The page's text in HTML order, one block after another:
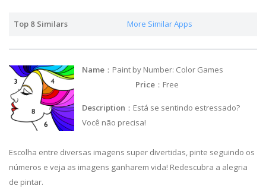
Top 8 Similars More Similar Apps
Name ：Paint by Number: Color Games
Price ：Free
Description ：Está se sentindo estressado?
Você não precisa!
Escolha entre diversas imagens super divertidas, pinte seguindo os
números e veja as imagens ganharem vida! Redescubra a alegria
de pintar.